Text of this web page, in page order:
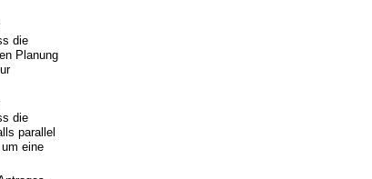
die
Planung
die
parallel
eine